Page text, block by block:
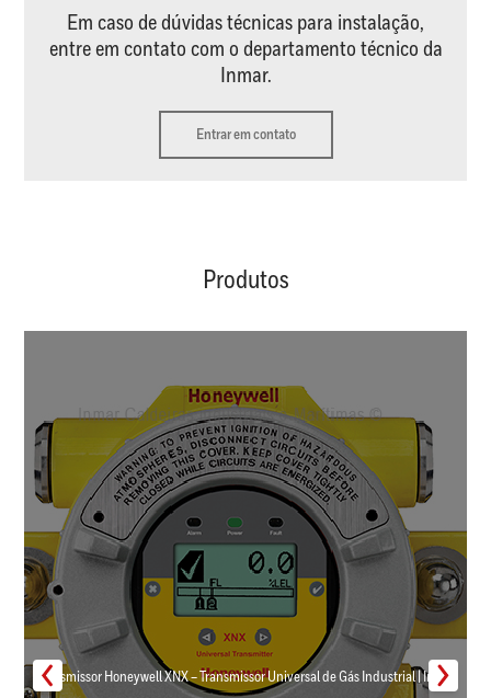
Em caso de dúvidas técnicas para instalação,
entre em contato com o departamento técnico da
Inmar.
Entrar em contato
Produtos
Transmissor Honeywell XNX – Transmissor Universal de Gás Industrial | Inmar